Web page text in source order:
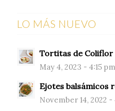
LO MÁS NUEVO
Tortitas de Coliflor
May 4, 2023 - 4:15 pm
Ejotes balsámicos
November 14, 2022 -